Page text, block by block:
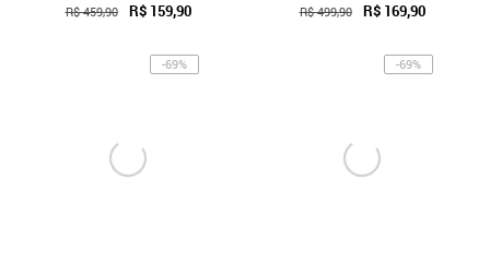
R$ 459,90 R$ 159,90 R$ 499,90 R$ 169,90
-69% -69%